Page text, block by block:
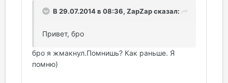
В 29.07.2014 в 08:36, ZapZap сказал:
Привет, бро
бро я жмакнул.Помнишь? Как раньше. Я
помню)